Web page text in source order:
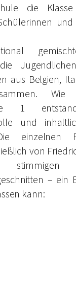
die
aus Belgien,
1
und
einzelnen
von
– ein
kann: